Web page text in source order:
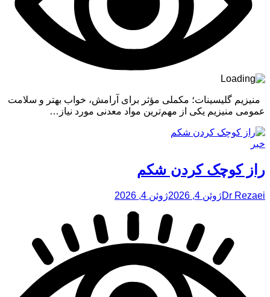
منیزیم گلیسینات؛ مکملی مؤثر برای آرامش، خواب بهتر و سلامت
عمومی منیزیم یکی از مهم‌ترین مواد معدنی مورد نیاز…
خبر
راز کوچک کردن شکم
Dr Rezaeiژوئن 4, 2026 ژوئن 4, 2026